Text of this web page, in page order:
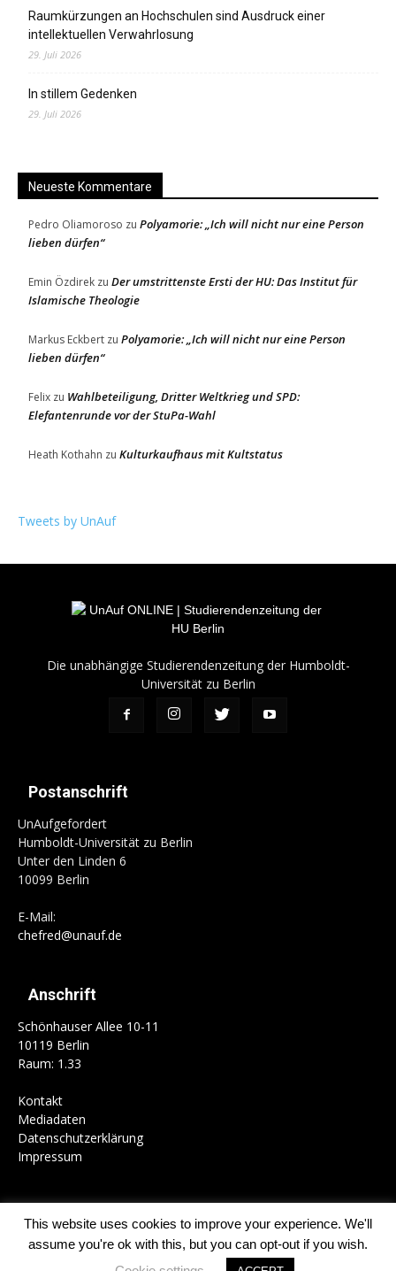
Raumkürzungen an Hochschulen sind Ausdruck einer
intellektuellen Verwahrlosung
29. Juli 2026
In stillem Gedenken
29. Juli 2026
Neueste Kommentare
Pedro Oliamoroso zu Polyamorie: „Ich will nicht nur eine Person
lieben dürfen“
Emin Özdirek zu Der umstrittenste Ersti der HU: Das Institut für
Islamische Theologie
Markus Eckbert zu Polyamorie: „Ich will nicht nur eine Person
lieben dürfen“
Felix zu Wahlbeteiligung, Dritter Weltkrieg und SPD:
Elefantenrunde vor der StuPa-Wahl
Heath Kothahn zu Kulturkaufhaus mit Kultstatus
Tweets by UnAuf
Die unabhängige Studierendenzeitung der Humboldt-
Universität zu Berlin
Postanschrift
UnAufgefordert
Humboldt-Universität zu Berlin
Unter den Linden 6
10099 Berlin
E-Mail:
chefred@unauf.de
Anschrift
Schönhauser Allee 10-11
10119 Berlin
Raum: 1.33
Kontakt
Mediadaten
Datenschutzerklärung
Impressum
Home Campus Gesellschaft Politik Kultur
Schwerpunkte
Kolumnen
Mitmachen
This website uses cookies to improve your experience. We'll
assume you're ok with this, but you can opt-out if you wish.